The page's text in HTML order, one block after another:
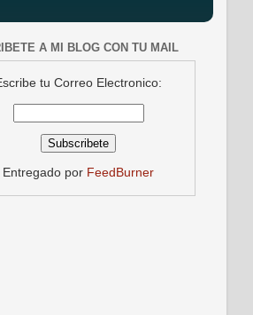
A MI BLOG CON TU MAIL
tu Correo Electronico:
Entregado por FeedBurner